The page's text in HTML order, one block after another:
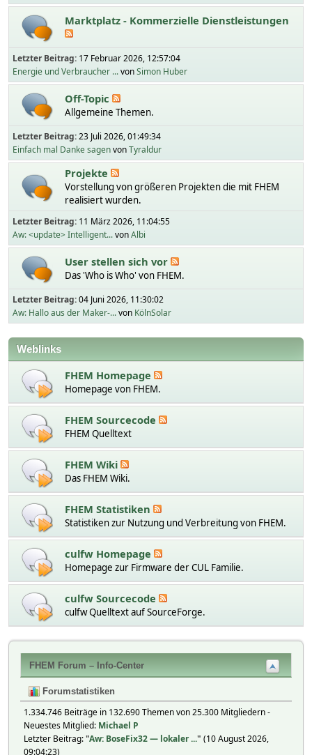
Marktplatz - Kommerzielle Dienstleistungen
Letzter Beitrag: 17 Februar 2026, 12:57:04
Energie und Verbraucher ...vonSimon Huber
Off-Topic
Allgemeine Themen.
Letzter Beitrag:23 Juli 2026, 01:49:34
Einfach mal Danke sagenvonTyraldur
Projekte
Vorstellung von größeren Projekten die mit FHEM
realisiert wurden.
Letzter Beitrag: 11 März 2026, 11:04:55
Aw: <update> Intelligent...vonAlbi
User stellen sich vor
Das 'Who is Who' von FHEM.
Letzter Beitrag:04 Juni 2026, 11:30:02
Aw: Hallo aus der Maker-...von KölnSolar
Weblinks
FHEM Homepage
Homepage von FHEM.
FHEM Sourcecode
FHEM Quelltext
FHEM Wiki
Das FHEM Wiki.
FHEM Statistiken
Statistiken zur Nutzung und Verbreitung von FHEM.
culfw Homepage
Homepage zur Firmware der CUL Familie.
culfw Sourcecode
culfw Quelltext auf SourceForge.
FHEM Forum – Info-Center
Forumstatistiken
1.334.746 Beiträge in 132.690 Themen von 25.300 Mitgliedern -
Neuestes Mitglied: Michael P
Letzter Beitrag:"Aw: BoseFix32 — lokaler ..." (10 August 2026,
09:04:23)